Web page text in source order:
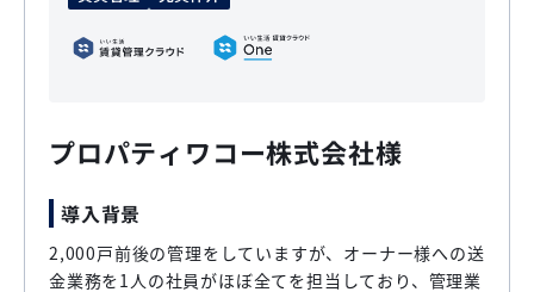
プロパティワコー株式会社様
導入背景
2,000戸前後の管理をしていますが、オーナー様への送
金業務を1人の社員がほぼ全てを担当しており、管理業